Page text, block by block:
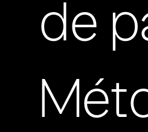
de